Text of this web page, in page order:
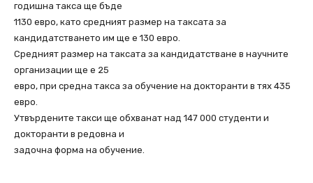
годишна такса ще бъде
1130 евро, като средният размер на таксата за
кандидатстването им ще е 130 евро.
Средният размер на таксата за кандидатстване в научните
организации ще е 25
евро, при средна такса за обучение на докторанти в тях 435
евро.
Утвърдените такси ще обхванат над 147 000 студенти и
докторанти в редовна и
задочна форма на обучение.